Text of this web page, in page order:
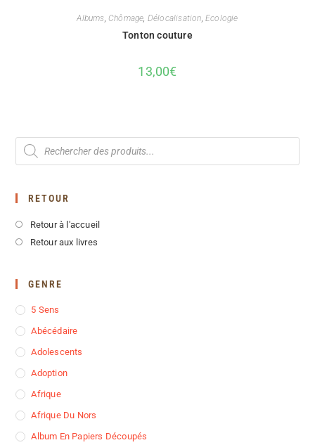
Albums Chômage Délocalisation ,Ecologie
Tonton couture
13,00€
RETOUR
Retour à l'accueil
Retour aux livres
GENRE
5 Sens
Abécédaire
Adolescents
Adoption
Afrique
Afrique Du Nors
Album En Papiers Découpés